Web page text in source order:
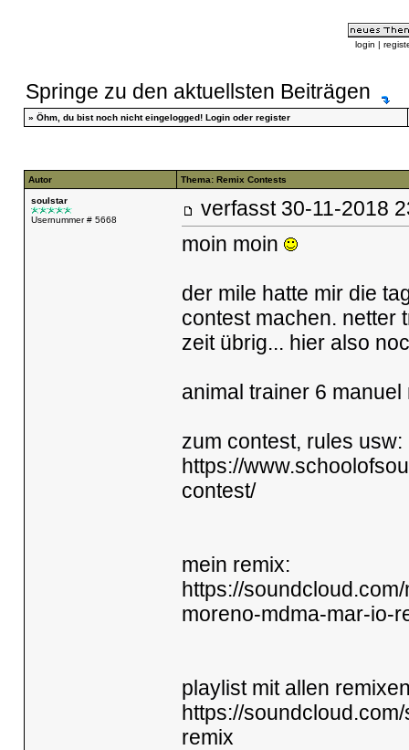
login |
Springe zu den aktuellsten Beiträgen
» Öhm, du bist noch nicht eingelogged! Loginoder register
Autor Thema: Remix Contests
soulstar
Usernummer # 5668
verfasst 30-11-
moin moin
der mile hatte mir die
contest machen. netter
zeit übrig... hier also
animal trainer 6
zum contest, rules usw:
https://
contest/
mein remix:
https://
moreno-mdma-mar-io-
playlist mit allen
https://
remix